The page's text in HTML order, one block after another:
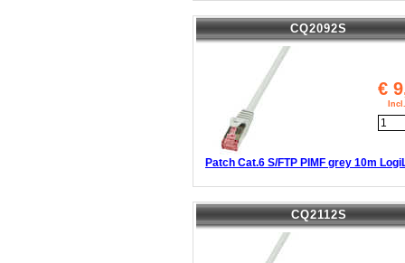
CQ2092S
€
Patch Cat.6 S/FTP PIMF grey 10m
CQ2112S